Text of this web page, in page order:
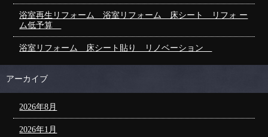
浴室再生リフォーム 浴室リフォーム 床シート リフォ ー
ム低予算
浴室リフォーム 床シート貼り リノベーション
アーカイブ
2026年8月
2026年1月